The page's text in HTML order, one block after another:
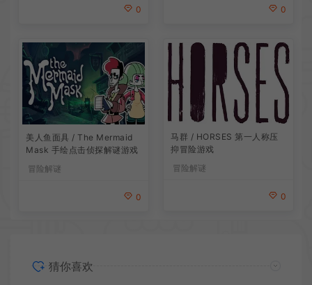
0 0
美人鱼面具 / The Mermaid
Mask 手绘点击侦探解谜游戏
冒险解谜
0
马群 / HORSES 第一人称压
抑冒险游戏
冒险解谜
0
猜你喜欢